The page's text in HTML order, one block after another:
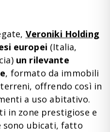
Veroniki Holding
europei (Italia,
un rilevante
, formato da immobili
offrendo così in
a uso abitativo.
in zone prestigiose e
sono ubicati, fatto